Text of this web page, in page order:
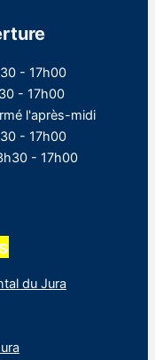
- 17h00
- 17h00
l'après-midi
- 17h00
- 17h00
du Jura